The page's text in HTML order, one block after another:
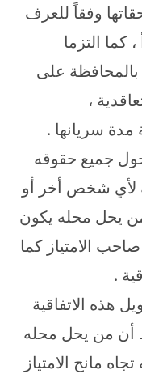
وفقاً للعرف
كما التزما
بالمحافظة على
،
مدة سريانها .
جميع حقوقه
لأي شخص أخر أو
يحل محله يكون
صاحب الامتياز كما
.
هذه الاتفاقية
أن من يحل محله
مانح الامتياز